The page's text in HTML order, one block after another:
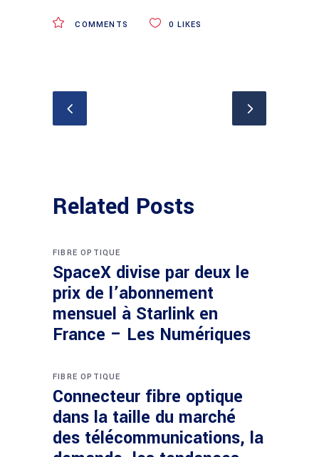
COMMENTS 0 LIKES
Related Posts
FIBRE OPTIQUE
SpaceX divise par deux le
prix de l’abonnement
mensuel à Starlink en
France – Les Numériques
FIBRE OPTIQUE
Connecteur fibre optique
dans la taille du marché
des télécommunications, la